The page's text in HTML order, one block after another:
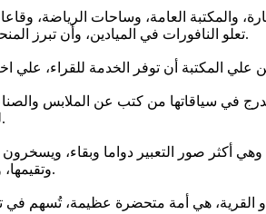
والمكتبة العامة، وساحات الرياضة،
تعلو النافورات في الميادين، وأن تبرز المنحوتات عند مدخل المدينة، لتظهر رؤية الفنان التشكيلي لمظاهر الحياة.
يندرج في سياقاتها من كتب عن الملابس
للمهتم بالفنون الشعبية أن يري خبرة بلاده في ضوء الخبرات العالمية.
وهي أكثر صور التعبير دواما وبقاء،
وتقيمها، وتربط ماضيها بحاضرها، وتستطيع أن ترسم مستقبلها علي هدي ونور.